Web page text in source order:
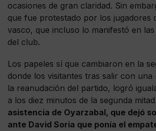
ocasiones de gran claridad. Sin
que fue protestado por los jugadores
vasco, que incluso lo manifestó en
del club.
Los papeles sí que cambiaron en la
donde los visitantes tras salir con una
la reanudación del partido, logró
a los diez minutos de la segunda
asistencia de Oyarzabal, que dejó
ante David Soria que ponía el